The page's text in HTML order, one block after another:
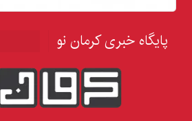
پایگاه خبری کرمان نو